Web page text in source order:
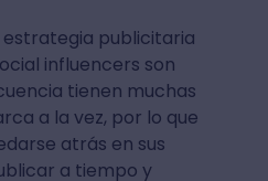
publicitaria
influencers son
tienen muchas
a la vez, por lo que
atrás en sus
a tiempo y